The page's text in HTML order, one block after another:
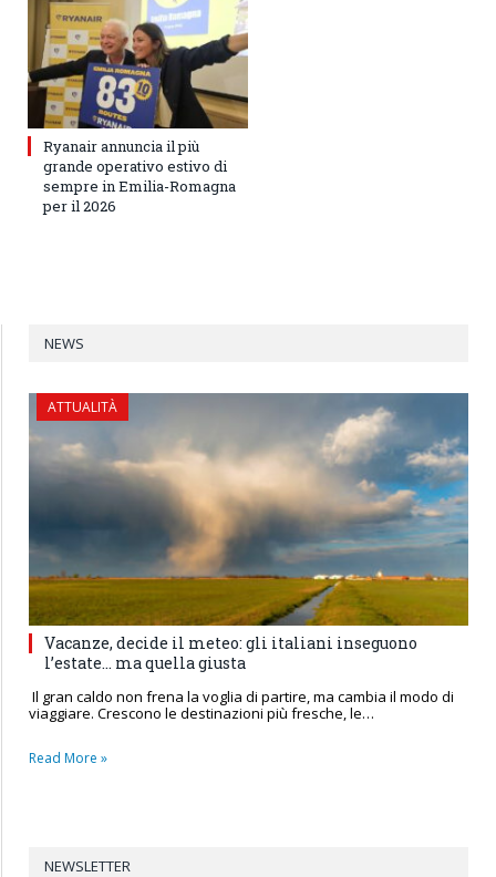
Ryanair annuncia il più
grande operativo estivo di
sempre in Emilia-Romagna
per il 2026
NEWS
ATTUALITÀ
Vacanze, decide il meteo: gli italiani inseguono
l’estate… ma quella giusta
Il gran caldo non frena la voglia di partire, ma cambia il modo di
viaggiare. Crescono le destinazioni più fresche, le…
Read More »
NEWSLETTER